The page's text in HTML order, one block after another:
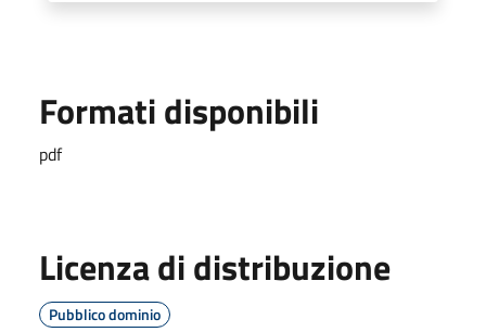
Formati disponibili
pdf
Licenza di distribuzione
Pubblico dominio